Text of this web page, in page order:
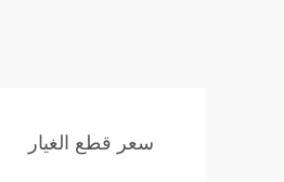
سعر قطع الغيار